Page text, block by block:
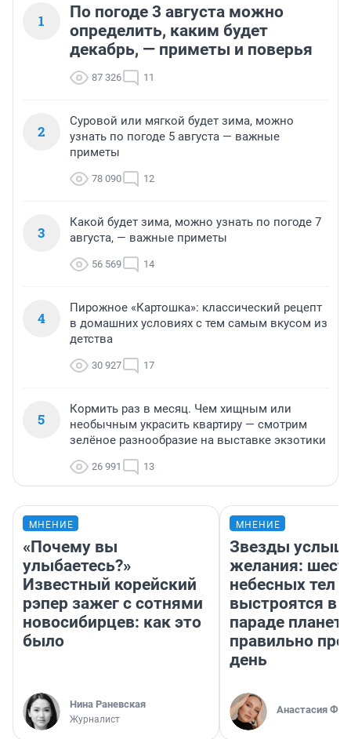
1
По погоде 3 августа можно
определить, каким будет
декабрь, — приметы и поверья
87 326 11
2
Суровой или мягкой будет зима, можно
узнать по погоде 5 августа — важные
приметы
78 090 12
3
Какой будет зима, можно узнать по погоде 7
августа, — важные приметы
56 569 14
4
Пирожное «Картошка»: классический рецепт
в домашних условиях с тем самым вкусом из
детства
30 927 17
5
Кормить раз в месяц. Чем хищным или
необычным украсить квартиру — смотрим
зелёное разнообразие на выставке экзотики
26 991 13
МНЕНИЕ
«Почему вы
улыбаетесь?»
Известный корейский
рэпер зажег с сотнями
новосибирцев: как это
было
Нина Раневская
Журналист
МНЕНИЕ
Звезды
желания:
небесных тел
выстроятся в
параде планет
правильно
день
Анастасия